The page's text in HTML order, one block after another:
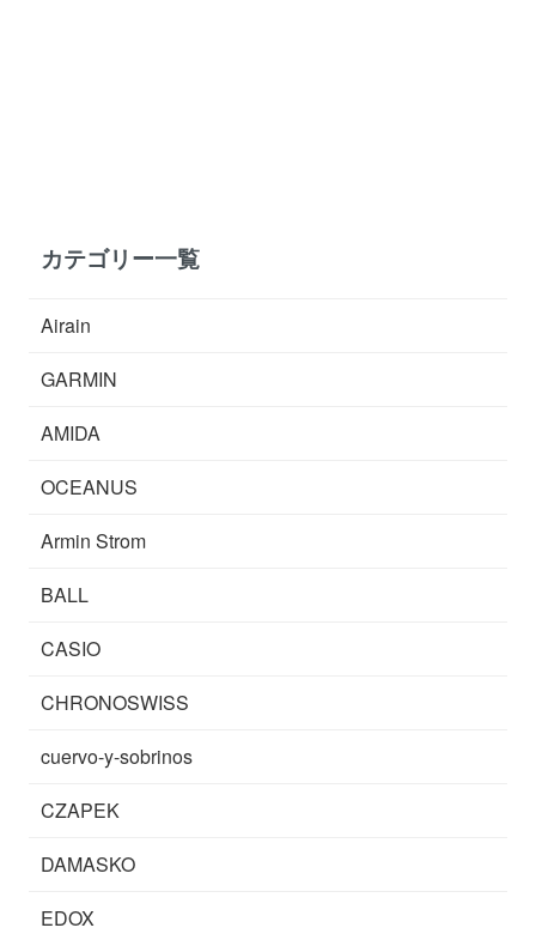
カテゴリー一覧
Airain
GARMIN
AMIDA
OCEANUS
Armin Strom
BALL
CASIO
CHRONOSWISS
cuervo-y-sobrinos
CZAPEK
DAMASKO
EDOX